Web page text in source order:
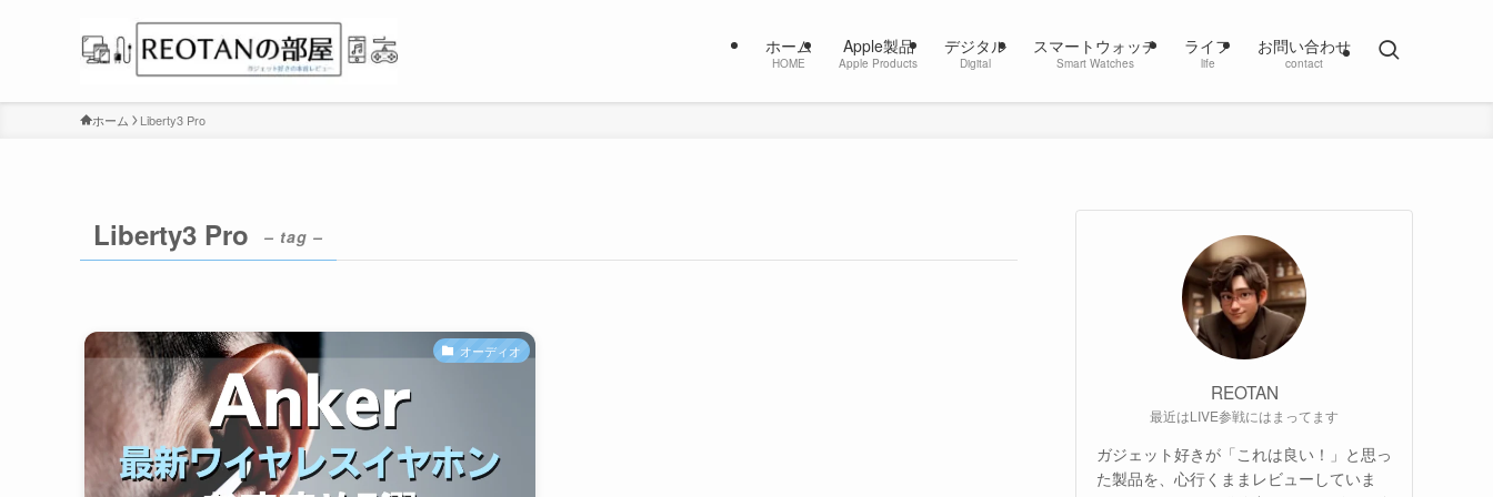
ホーム
HOME
Apple製品
Apple Products
デジタル
Digital
スマートウォッチ
Smart Watches
ライフ
life
お問い合わせ
contact
ホーム Liberty3 Pro
Liberty3 Pro – tag –
オーディオ
REOTAN
最近はLIVE参戦にはまってます
ガジェット好きが「これは良い！」と思っ
た製品を、心行くままレビューしていま